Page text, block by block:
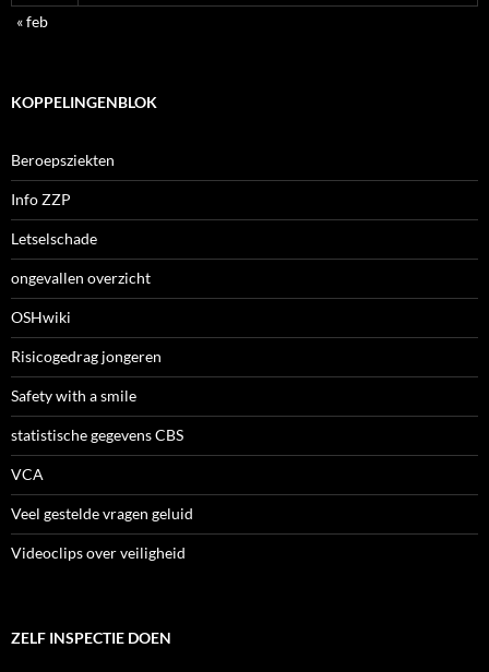
« feb
KOPPELINGENBLOK
Beroepsziekten
Info ZZP
Letselschade
ongevallen overzicht
OSHwiki
Risicogedrag jongeren
Safety with a smile
statistische gegevens CBS
VCA
Veel gestelde vragen geluid
Videoclips over veiligheid
ZELF INSPECTIE DOEN